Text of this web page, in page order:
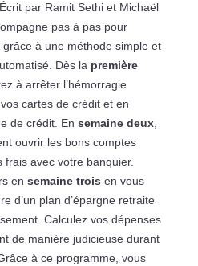
Écrit par Ramit Sethi et Michaël
pas à pas pour
à une méthode simple et
Dès la première
à arrêter l’hémorragie
cartes de crédit et en
de crédit. En semaine deux,
ouvrir les bons comptes
avec votre banquier.
en semaine trois en vous
d’un plan d’épargne retraite
Calculez vos dépenses
de manière judicieuse durant
à ce programme, vous